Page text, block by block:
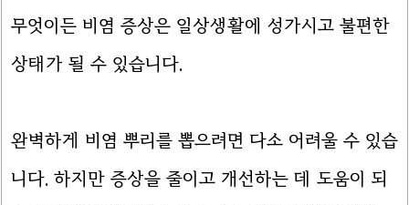
무엇이든 비염 증상은 일상생활에 성가시고 불편한
상태가 될 수 있습니다.
완벽하게 비염 뿌리를 뽑으려면 다소 어려울 수 있습
니다. 하지만 증상을 줄이고 개선하는 데 도움이 되